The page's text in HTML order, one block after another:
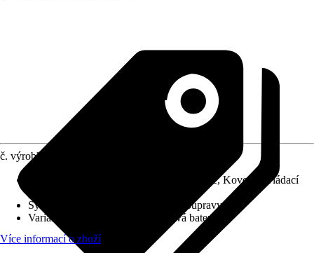
č. výrobku
Keramická kartuše, Kovová ovládací
Systém vypouštění
Bez odtokové soupravy
Varianta
Podomítková umyvadlová baterie
Více informací o zboží